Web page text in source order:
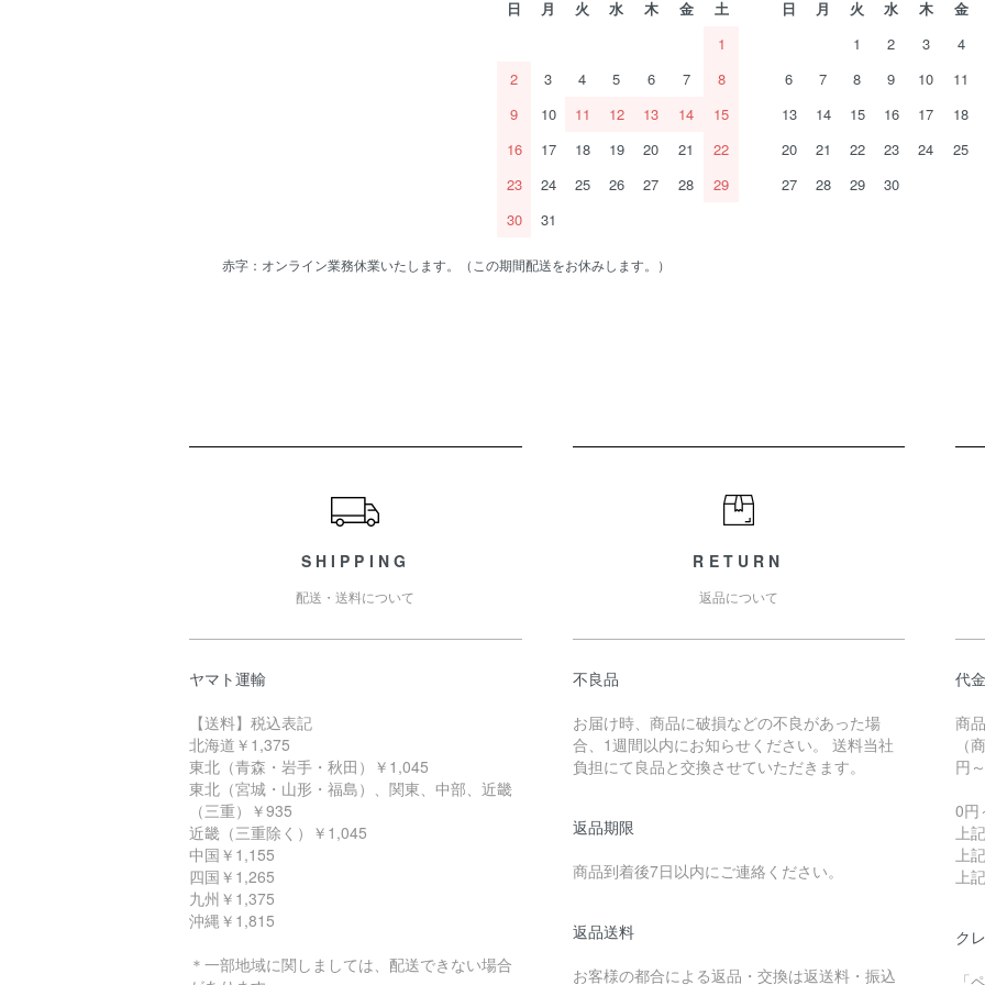
日 月 火 水 木 金
土
1
2
3 4 5 6 7
8
9
10 11 12 13 14
15
16
17 18 19 20 21
22
23
24 25 26 27 28
29
30
31
日 月 火 水 木 金
1
2 3 4
6
7 8 9 10 11
13
14 15 16 17 18
20
21 22 23 24 25
27
28 29 30
赤字：オンライン業務休業いたします。（この期間配送をお休みします。）
SHIPPING
配送・送料について
ヤマト運輸
【送料】税込表記
北海道￥1,375
東北（青森・岩手・秋田）￥1,045
東北（宮城・山形・福島）、関東、中部、近畿
（三重）￥935
近畿（三重除く）￥1,045
中国￥1,155
四国￥1,265
九州￥1,375
沖縄￥1,815
＊一部地域に関しましては、配送できない場合
RETURN
返品について
不良品
お届け時、商品に破損などの不良があった場
合、1週間以内にお知らせください。 送料当社
負担にて良品と交換させていただきます。
返品期限
商品到着後7日以内にご連絡ください。
返品送料
お客様の都合による返品・交換は返送料・振込
代
商
（
円～
0円
上
上
上
ク